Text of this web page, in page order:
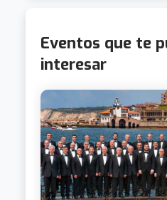
Eventos que te
interesar